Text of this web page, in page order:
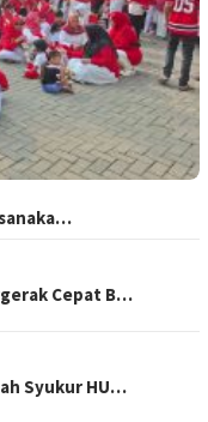
Cepat B…
Syukur HU…